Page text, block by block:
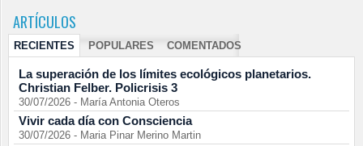
ARTÍCULOS
RECIENTES POPULARES COMENTADOS
La superación de los límites ecológicos planetarios.
Christian Felber. Policrisis 3
30/07/2026 - María Antonia Oteros
Vivir cada día con Consciencia
30/07/2026 - Maria Pinar Merino Martin